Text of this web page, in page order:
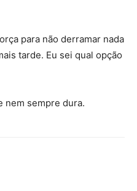
para não derramar nada
tarde. Eu sei qual opção
nem sempre dura.